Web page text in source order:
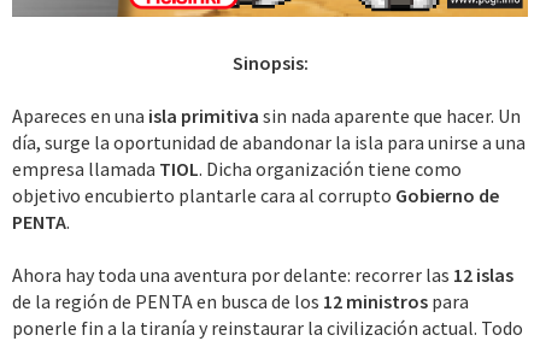
Sinopsis:
Apareces en una isla primitiva sin nada aparente que hacer. Un
día, surge la oportunidad de abandonar la isla para unirse a una
empresa llamada TIOL. Dicha organización tiene como
objetivo encubierto plantarle cara al corrupto Gobierno de
PENTA.
Ahora hay toda una aventura por delante: recorrer las 12 islas
de la región de PENTA en busca de los 12 ministros para
ponerle fin a la tiranía y reinstaurar la civilización actual. Todo